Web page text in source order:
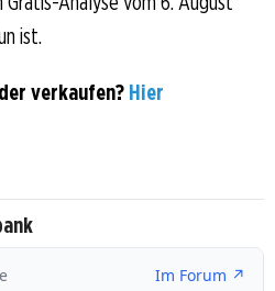
ist.
verkaufen? Hier